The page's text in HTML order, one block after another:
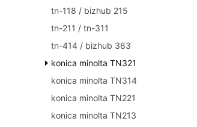
tn-118 / bizhub 215
tn-211 / tn-311
tn-414 / bizhub 363
konica minolta TN321
konica minolta TN314
konica minolta TN221
konica minolta TN213